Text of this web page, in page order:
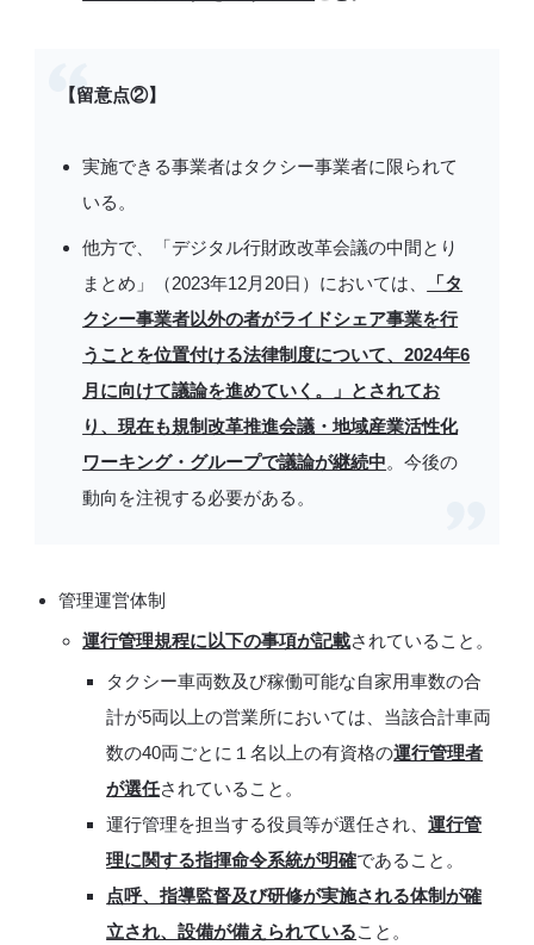
【留意点②】
実施できる事業者はタクシー事業者に限られて
いる。
他方で、「デジタル行財政改革会議の中間とり
まとめ」（2023年12月20日）においては、
「タ
クシー事業者以外の者がライドシェア事業を行
うことを位置付ける法律制度について、2024年6
月に向けて議論を進めていく。」とされてお
り、現在も規制改革推進会議・地域産業活性化
ワーキング・グループで議論が継続中。今後の
動向を注視する必要がある。
管理運営体制
運行管理規程に以下の事項が記載されていること。
タクシー車両数及び稼働可能な自家用車数の合
計が5両以上の営業所においては、当該合計車両
数の40両ごとに１名以上の有資格の運行管理者
が選任されていること。
運行管理を担当する役員等が選任され、運行管
理に関する指揮命令系統が明確であること。
点呼、指導監督及び研修が実施される体制が確
立され、設備が備えられていること。